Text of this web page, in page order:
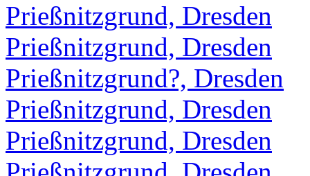
Prießnitzgrund, Dresden
Prießnitzgrund, Dresden
Prießnitzgrund?, Dresden
Prießnitzgrund, Dresden
Prießnitzgrund, Dresden